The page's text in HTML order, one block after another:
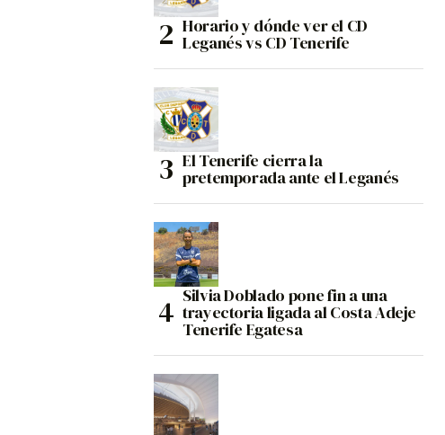
Horario y dónde ver el CD
Leganés vs CD Tenerife
El Tenerife cierra la
pretemporada ante el Leganés
Silvia Doblado pone fin a una
trayectoria ligada al Costa Adeje
Tenerife Egatesa